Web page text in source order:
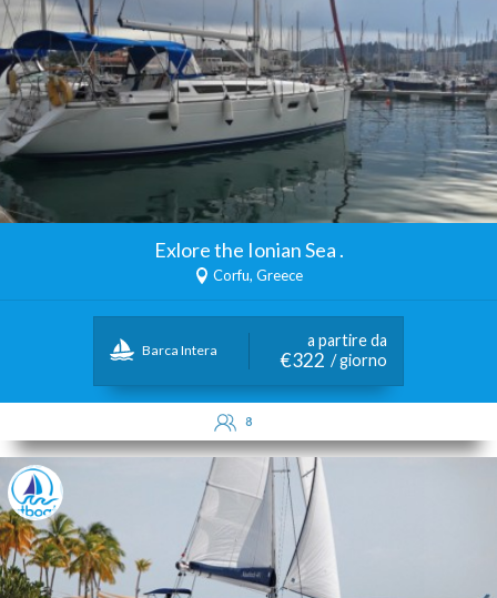
Exlore the Ionian Sea .
Corfu, Greece
Barca Intera
a partire da
€322 / giorno
8